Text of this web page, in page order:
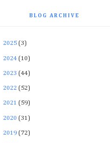
BLOG ARCHIVE
2025 (3)
2024 (10)
2023 (44)
2022 (52)
2021 (59)
2020 (31)
2019 (72)